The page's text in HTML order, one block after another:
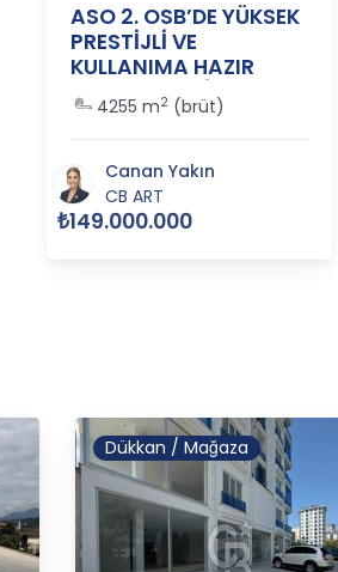
ASO 2. OSB’DE YÜKSEK
PRESTİJLİ VE
KULLANIMA HAZIR
SATILIK FABRİKA
BİNASI - 365517
4255 m2(brüt)
Canan Yakın
CB ART
₺149.000.000
Dükkan / Mağaza